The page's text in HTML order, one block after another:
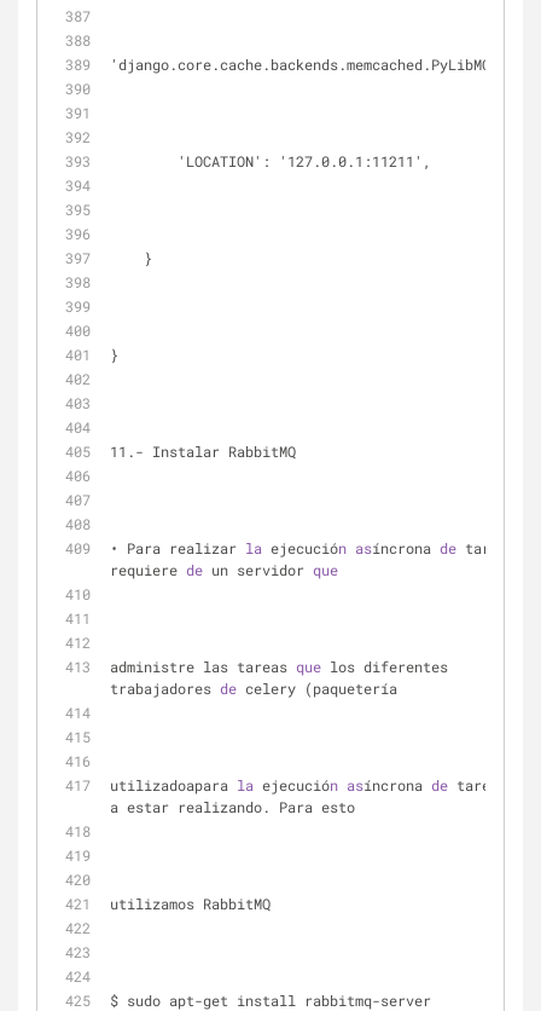
        'LOCATION': '127.0.0.1:11211',
    }
}
11.- Instalar RabbitMQ
• Para realizar la ejecución asíncrona de tareas
requiere de un servidor que
administre las tareas que los diferentes
trabajadores de celery (paquetería
utilizadoapara la ejecución asíncrona de tareas)
a estar realizando. Para esto
utilizamos RabbitMQ
$ sudo apt-get install rabbitmq-server